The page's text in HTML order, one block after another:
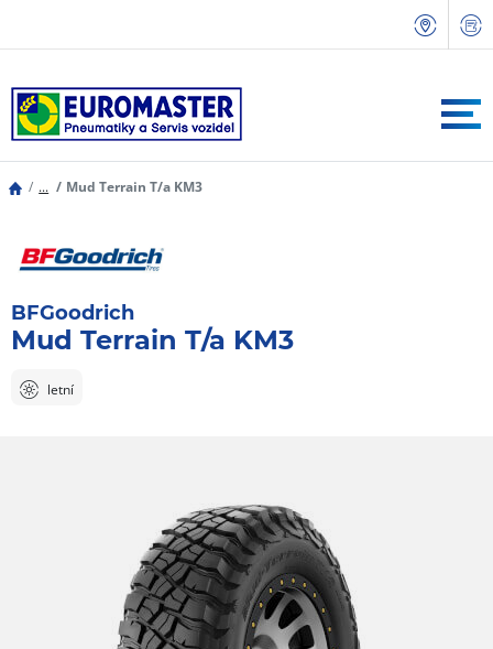
... Mud Terrain T/a KM3
BFGoodrich
Mud Terrain T/a KM3
letní